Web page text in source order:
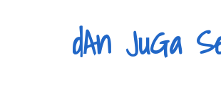
dAn JuGa